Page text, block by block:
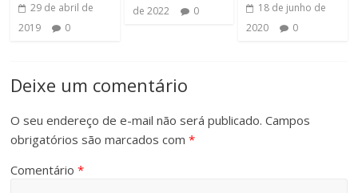
29 de abril de
2019
0
de 2022
0
18 de junho de
2020
0
Deixe um comentário
O seu endereço de e-mail não será publicado. Campos
obrigatórios são marcados com*
Comentário*